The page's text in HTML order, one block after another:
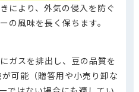
により、外気の侵入を防ぐ
の風味を長く保ちます。
ガスを排出し、豆の品質を
可能（贈答用や小売り卸な